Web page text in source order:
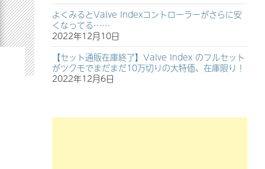
よくみるとValve Indexコントローラーがさらに安
くなってる……
2022年12月10日
【セット通販在庫終了】Valve Index のフルセット
がツクモでまだまだ10万切りの大特価、在庫限り！
2022年12月6日